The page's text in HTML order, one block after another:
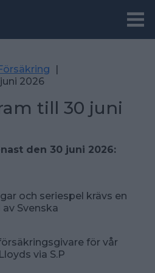
|
2026
till 30 juni
den 30 juni 2026:
och seriespel krävs en
Svenska
för vår
via S.P